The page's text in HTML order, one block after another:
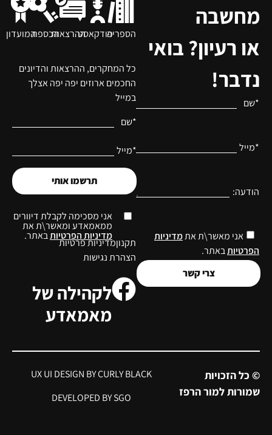
מחשבה
או רעיון? בואי
נדבר!
*שם
*מייל
הודעה:
אני מאשר\ת אתמדיניות
הפרטיותבאתר.
צרי קשר
כל המחקרים, ההרצאות והדיונים
החכמים ארוזים יפה יפה אצלך
במייל
*שם
*מייל
אני מסכימה לקבלת דיוורים
ממאמאדע ומאשר\ת את
מדיניות הפרטיותבאתר.
תרשמו אותי
הספריהפודקאסטההרצאותהכספתהמועדון
תקנוןמדיניות פרטיות
הצהרת נגישות
לקהילה של
מאמאדע
© כל הזכויות
שמורות למור הרפז
UX UI DESIGN BY CURLY BLACK
DEVELOPED BY SGO